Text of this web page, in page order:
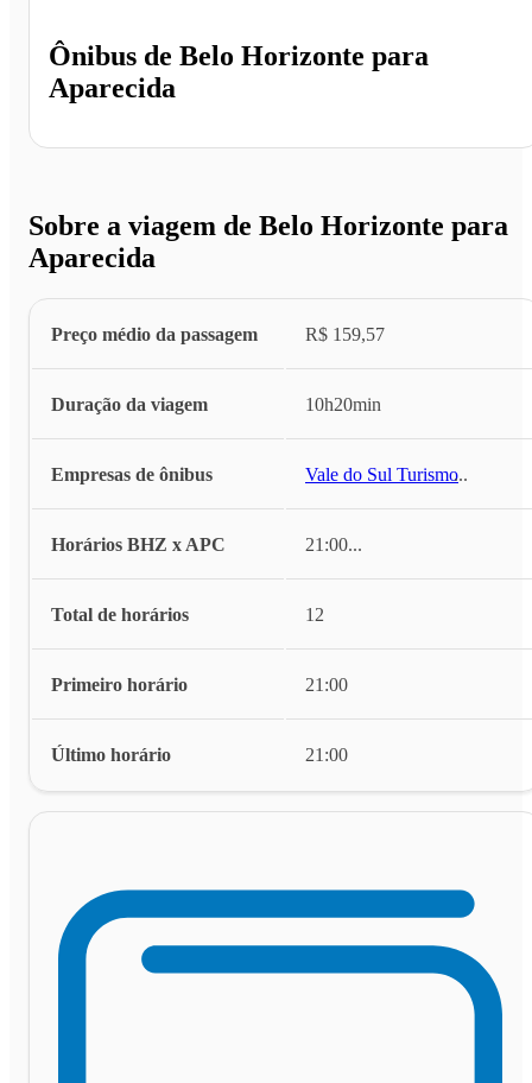
Ônibus de Belo Horizonte para
Aparecida
Sobre a viagem de Belo Horizonte para
Aparecida
Preço médio da passagem R$ 159,57
Duração da viagem 10h20min
Empresas de ônibus Vale do Sul Turismo...
Horários BHZ x APC 21:00...
Total de horários 12
Primeiro horário 21:00
Último horário 21:00